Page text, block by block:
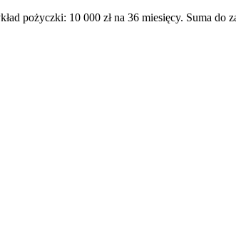
pożyczki: 10 000 zł na 36 miesięcy. Suma do